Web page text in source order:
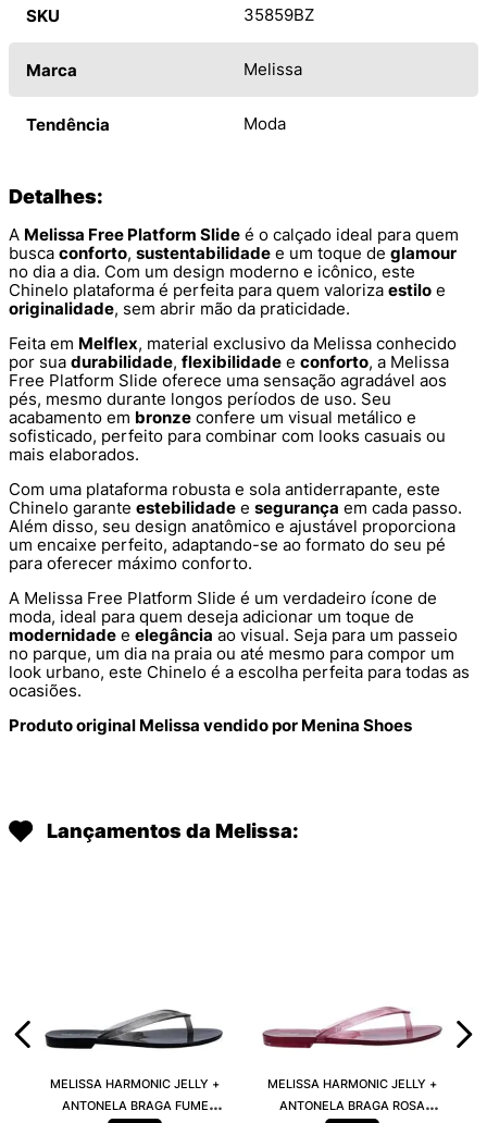
SKU 35859BZ
Marca Melissa
Tendência Moda
Detalhes:
A Melissa Free Platform Slide é o calçado ideal para quem
busca conforto, sustentabilidade e um toque de glamour
no dia a dia. Com um design moderno e icônico, este
Chinelo plataforma é perfeita para quem valoriza estilo e
originalidade, sem abrir mão da praticidade.
Feita em Melflex, material exclusivo da Melissa conhecido
por sua durabilidade, flexibilidade e conforto, a Melissa
Free Platform Slide oferece uma sensação agradável aos
pés, mesmo durante longos períodos de uso. Seu
acabamento em bronze confere um visual metálico e
sofisticado, perfeito para combinar com looks casuais ou
mais elaborados.
Com uma plataforma robusta e sola antiderrapante, este
Chinelo garante estebilidade e segurança em cada passo.
Além disso, seu design anatômico e ajustável proporciona
um encaixe perfeito, adaptando-se ao formato do seu pé
para oferecer máximo conforto.
A Melissa Free Platform Slide é um verdadeiro ícone de
moda, ideal para quem deseja adicionar um toque de
modernidade e elegância ao visual. Seja para um passeio
no parque, um dia na praia ou até mesmo para compor um
look urbano, este Chinelo é a escolha perfeita para todas as
ocasiões.
Produto original Melissa vendido por Menina Shoes
Lançamentos da Melissa:
MELISSA HARMONIC JELLY +
ANTONELA BRAGA FUME
MELISSA HARMONIC JELLY +
ANTONELA BRAGA ROSA